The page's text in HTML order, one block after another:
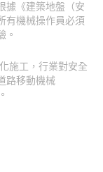
據《建築地盤（安
有機械操作員必須
。
施工，行業對安全
路移動機械